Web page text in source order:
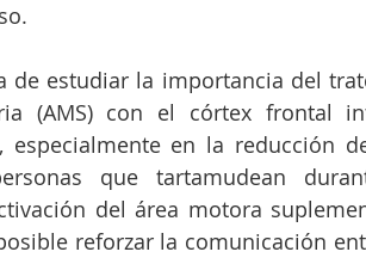
de estudiar la importancia del
(AMS) con el córtex frontal
especialmente en la reducción
que tartamudean
del área motora
reforzar la comunicación